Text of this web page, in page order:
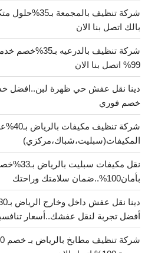
شركة تنظيف
بالك اتصل بنا الان
شركة تنظيف
99% اتصل بنا الان
خصم فوري
شركة
المكيفات(سبليت،شباك،مركزي)
نقل مكيفات
بأمان100%..ضمان سلامتك وراحتك
أفضل تجربة لنقل عفشك..أسعار